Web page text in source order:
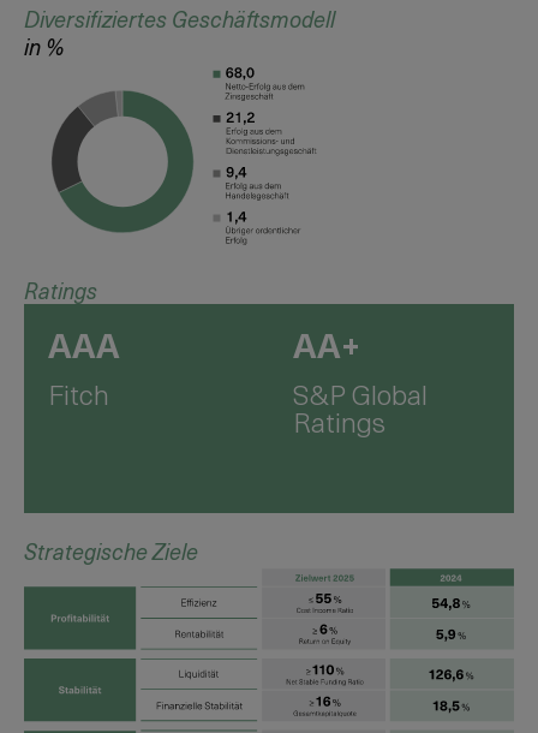
Diversifiziertes Geschäftsmodell
in %
Ratings
AAA
Fitch
AA+
S&P Global
Ratings
Strategische Ziele